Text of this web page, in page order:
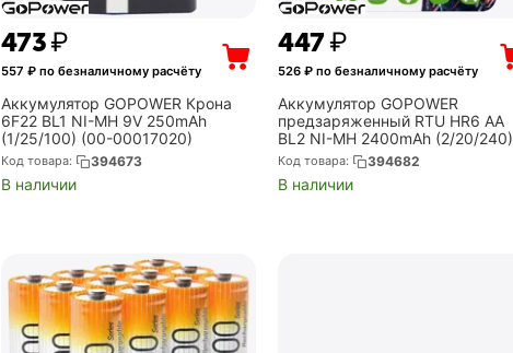
‍473‍₽
557 ₽ по безналичному расчёту
Аккумулятор GOPOWER Крона
6F22 BL1 NI-MH 9V 250mAh
(1/25/100) (00-00017020)
Код товара: 394673
В наличии
‍447‍₽
526 ₽ по безналичному расчёту
Аккумулятор GOPOWER
предзаряженный RTU HR6 AA
BL2 NI-MH 2400mAh (2/20/240)
блистер (2 шт.) (00-00018320)
Код товара: 394682
В наличии